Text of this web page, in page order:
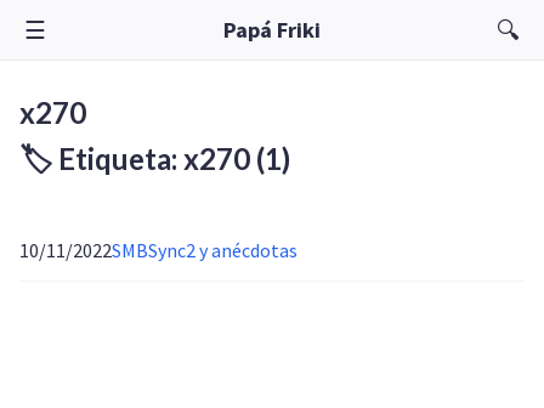
☰ Papá Friki 🔍
x270
🏷️ Etiqueta: x270 (1)
10/11/2022SMBSync2 y anécdotas